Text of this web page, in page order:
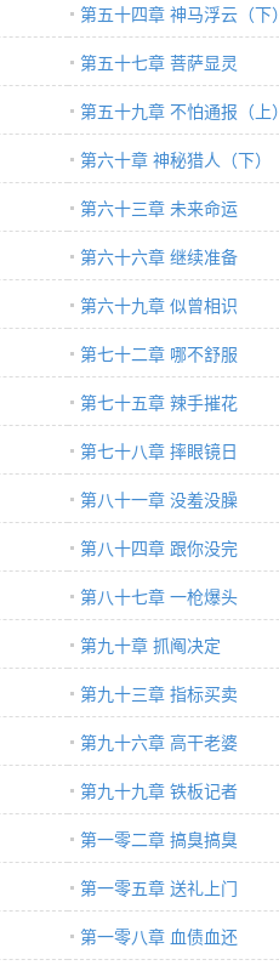
第五十四章 神马浮云（下）
第五十七章 菩萨显灵
第五十九章 不怕通报（上）
第六十章 神秘猎人（下）
第六十三章 未来命运
第六十六章 继续准备
第六十九章 似曾相识
第七十二章 哪不舒服
第七十五章 辣手摧花
第七十八章 摔眼镜日
第八十一章 没羞没臊
第八十四章 跟你没完
第八十七章 一枪爆头
第九十章 抓阄决定
第九十三章 指标买卖
第九十六章 高干老婆
第九十九章 铁板记者
第一零二章 搞臭搞臭
第一零五章 送礼上门
第一零八章 血债血还